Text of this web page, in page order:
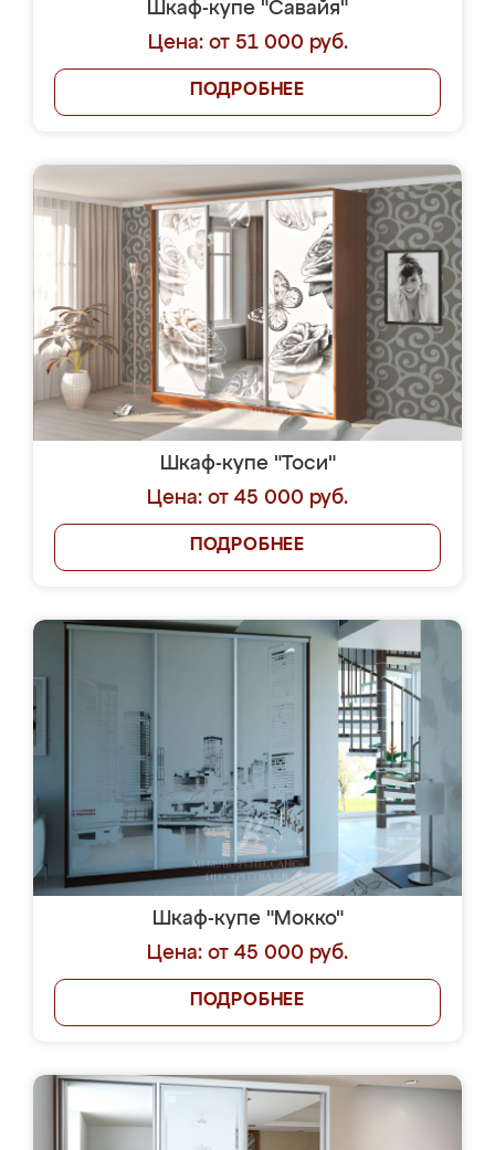
Шкаф-купе "Савайя"
Цена: от 51 000 руб.
ПОДРОБНЕЕ
Шкаф-купе "Тоси"
Цена: от 45 000 руб.
ПОДРОБНЕЕ
Шкаф-купе "Мокко"
Цена: от 45 000 руб.
ПОДРОБНЕЕ